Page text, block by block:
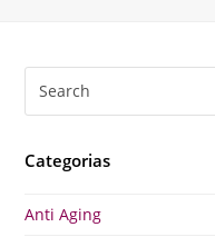
Categorias
Anti Aging